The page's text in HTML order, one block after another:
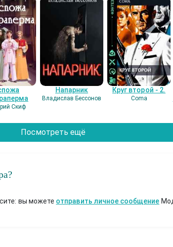
Скиф
Напарник
Владислав Бессонов
Круг второй - 2.
Coma
Посмотреть ещё
вы можете отправить личное сообщение